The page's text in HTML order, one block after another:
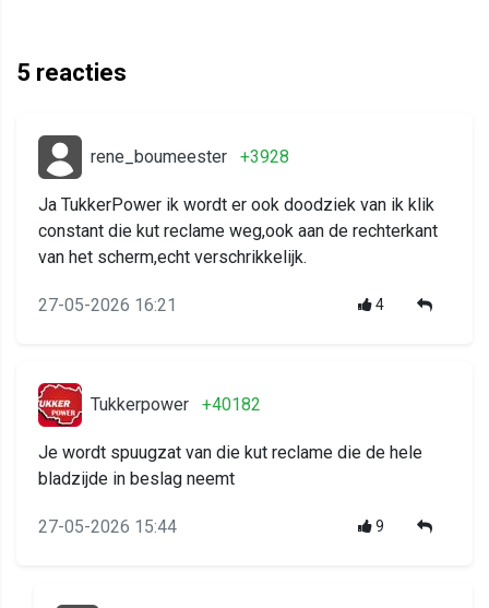
5 reacties
rene_boumeester +3928
Ja TukkerPower ik wordt er ook doodziek van ik klik
constant die kut reclame weg,ook aan de rechterkant
van het scherm,echt verschrikkelijk.
27-05-2026 16:21 4
Tukkerpower +40182
Je wordt spuugzat van die kut reclame die de hele
bladzijde in beslag neemt
27-05-2026 15:44 9